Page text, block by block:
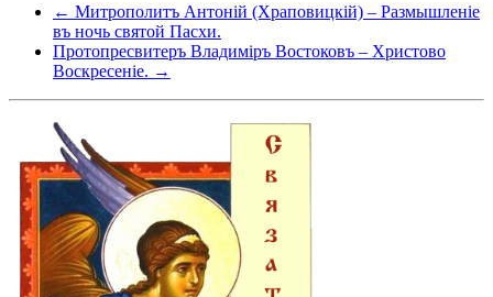
← Митрополитъ Антоній (Храповицкій) – Размышленіе
въ ночь святой Пасхи.
Протопресвитеръ Владиміръ Востоковъ – Христово
Воскресеніе. →